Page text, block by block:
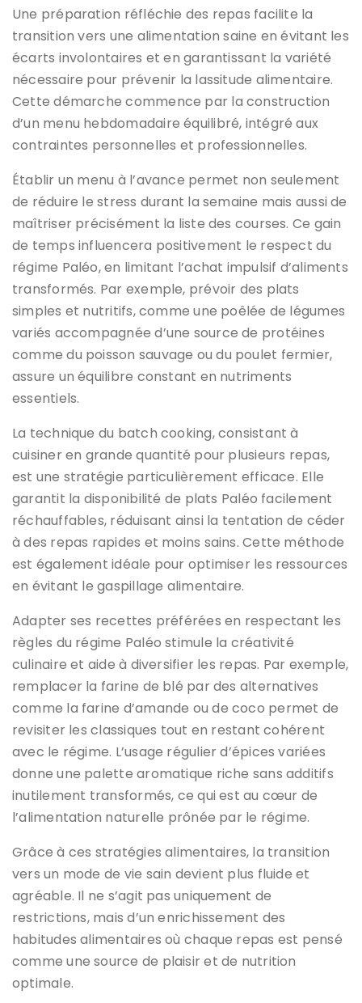
Une préparation réfléchie des repas facilite la
transition vers une alimentation saine en évitant les
écarts involontaires et en garantissant la variété
nécessaire pour prévenir la lassitude alimentaire.
Cette démarche commence par la construction
d’un menu hebdomadaire équilibré, intégré aux
contraintes personnelles et professionnelles.
Établir un menu à l’avance permet non seulement
de réduire le stress durant la semaine mais aussi de
maîtriser précisément la liste des courses. Ce gain
de temps influencera positivement le respect du
régime Paléo, en limitant l’achat impulsif d’aliments
transformés. Par exemple, prévoir des plats
simples et nutritifs, comme une poêlée de légumes
variés accompagnée d’une source de protéines
comme du poisson sauvage ou du poulet fermier,
assure un équilibre constant en nutriments
essentiels.
La technique du batch cooking, consistant à
cuisiner en grande quantité pour plusieurs repas,
est une stratégie particulièrement efficace. Elle
garantit la disponibilité de plats Paléo facilement
réchauffables, réduisant ainsi la tentation de céder
à des repas rapides et moins sains. Cette méthode
est également idéale pour optimiser les ressources
en évitant le gaspillage alimentaire.
Adapter ses recettes préférées en respectant les
règles du régime Paléo stimule la créativité
culinaire et aide à diversifier les repas. Par exemple,
remplacer la farine de blé par des alternatives
comme la farine d’amande ou de coco permet de
revisiter les classiques tout en restant cohérent
avec le régime. L’usage régulier d’épices variées
donne une palette aromatique riche sans additifs
inutilement transformés, ce qui est au cœur de
l’alimentation naturelle prônée par le régime.
Grâce à ces stratégies alimentaires, la transition
vers un mode de vie sain devient plus fluide et
agréable. Il ne s’agit pas uniquement de
restrictions, mais d’un enrichissement des
habitudes alimentaires où chaque repas est pensé
comme une source de plaisir et de nutrition
optimale.